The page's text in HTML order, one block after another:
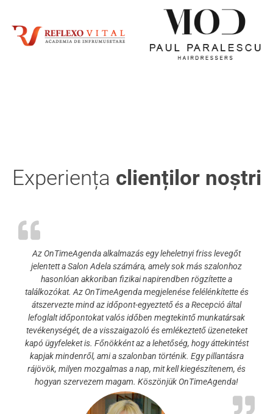
Experiența clienților noștri
Az OnTimeAgenda alkalmazás egy leheletnyi friss levegőt
jelentett a Salon Adela számára, amely sok más szalonhoz
hasonlóan akkoriban fizikai napirendben rögzítette a
találkozókat. Az OnTimeAgenda megjelenése felélénkítette és
átszervezte mind az időpont-egyeztető és a Recepció által
lefoglalt időpontokat valós időben megtekintő munkatársak
tevékenységét, de a visszaigazoló és emlékeztető üzeneteket
kapó ügyfeleket is. Főnökként az a lehetőség, hogy áttekintést
kapjak mindenről, ami a szalonban történik. Egy pillantásra
rájövök, milyen mozgalmas a nap, mit kell kiegészítenem, és
hogyan szervezem magam. Köszönjük OnTimeAgenda!